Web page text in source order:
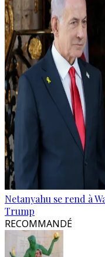
Netanyahu se rend à
Trump
RECOMMANDÉ